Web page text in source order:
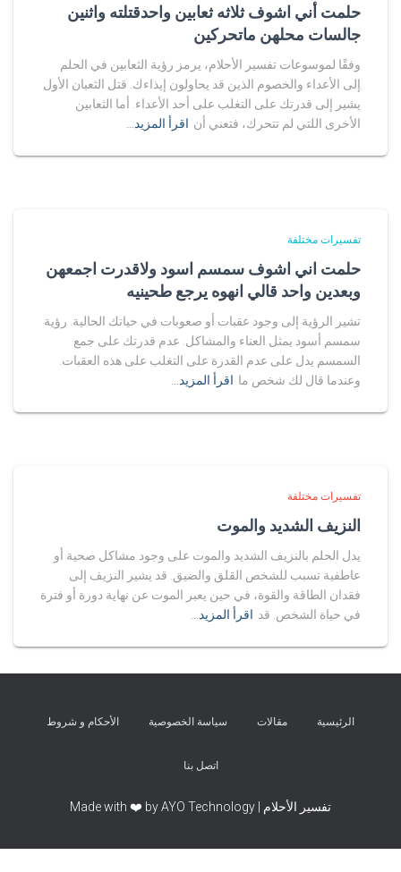
حلمت أني اشوف ثلاثه ثعابين واحدقتلته واثنين
جالسات محلهن ماتحركين
وفقًا لموسوعات تفسير الأحلام، يرمز رؤية الثعابين في الحلم
إلى الأعداء والخصوم الذين قد يحاولون إيذاءك. قتل الثعبان الأول
يشير إلى قدرتك على التغلب على أحد الأعداء. أما الثعابين
الأخرى اللتي لم تتحرك، فتعني أن اقرأ المزيد…
تفسيرات مختلفة
حلمت اني اشوف سمسم اسود ولاقدرت اجمعهن
وبعدين واحد قالي انهوه يرجع طحينيه
تشير الرؤية إلى وجود عقبات أو صعوبات في حياتك الحالية. رؤية
سمسم أسود يمثل العناء والمشاكل. عدم قدرتك على جمع
السمسم يدل على عدم القدرة على التغلب على هذه العقبات.
وعندما قال لك شخص ما اقرأ المزيد…
تفسيرات مختلفة
النزيف الشديد والموت
يدل الحلم بالنزيف الشديد والموت على وجود مشاكل صحية أو
عاطفية تسبب للشخص القلق والضيق. قد يشير النزيف إلى
فقدان الطاقة والقوة، في حين يعبر الموت عن نهاية دورة أو فترة
في حياة الشخص. قد اقرأ المزيد…
الرئيسية مقالات سياسة الخصوصية الأحكام و شروط
اتصل بنا
تفسير الأحلام | Made with ❤️ by AYO Technology